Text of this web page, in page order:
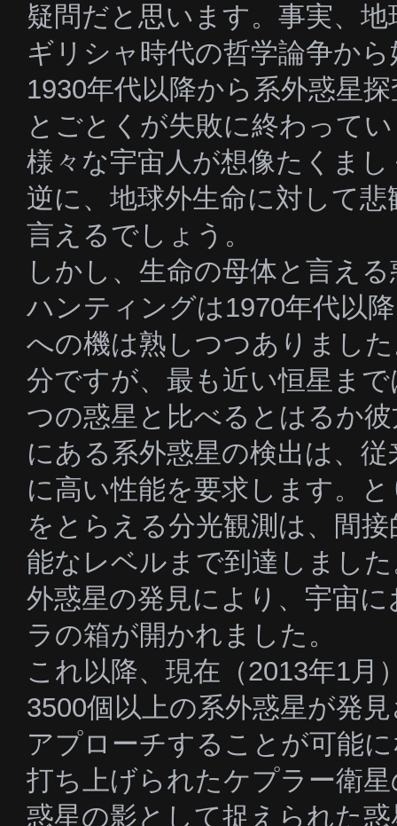
疑問だと思います。事実、
ギリシャ時代の哲学論争か
1930年代以降から系外惑星
とごとくが失敗に終わって
様々な宇宙人が想像たくま
逆に、地球外生命に対して
言えるでしょう。
しかし、生命の母体と言え
ハンティングは1970年代以
への機は熟しつつありまし
分ですが、最も近い恒星ま
つの惑星と比べるとはるか
にある系外惑星の検出は、
に高い性能を要求します。
をとらえる分光観測は、間
能なレベルまで到達しまし
外惑星の発見により、宇宙
ラの箱が開かれました。
これ以降、現在（2013年1月
3500個以上の系外惑星が発
アプローチすることが可能
打ち上げられたケプラー衛
惑星の影として捉えられた